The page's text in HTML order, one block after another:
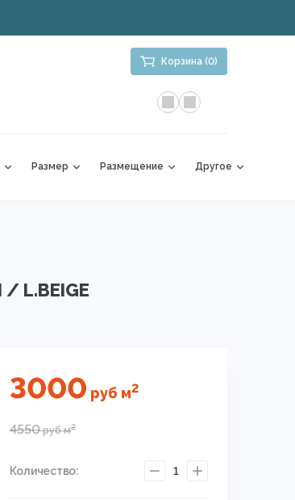
Корзина (0)
Размер Размещение Другое
/ L.BEIGE
3000 руб м2
4550рубм2
Количество: 1